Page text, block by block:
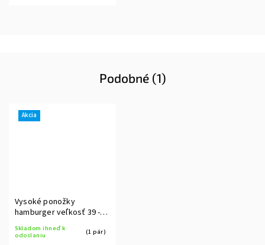
Podobné (1)
Akcia
Vysoké ponožky
hamburger veľkosť 39 -
Skladom ihneď k
odoslaniu
(1 pár)